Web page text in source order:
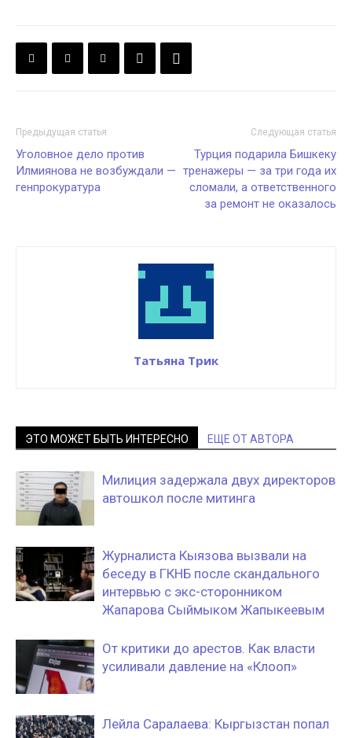
Предыдущая статья
Уголовное дело против
Илмиянова не возбуждали —
генпрокуратура
Следующая статья
Турция подарила Бишкеку
тренажеры — за три года их
сломали, а ответственного
за ремонт не оказалось
Татьяна Трик
ЭТО МОЖЕТ БЫТЬ ИНТЕРЕСНО ЕЩЕ ОТ АВТОРА
Милиция задержала двух директоров
автошкол после митинга
Журналиста Кыязова вызвали на
беседу в ГКНБ после скандального
интервью с экс-сторонником
Жапарова Сыймыком Жапыкеевым
От критики до арестов. Как власти
усиливали давление на «Клооп»
Лейла Саралаева: Кыргызстан попал